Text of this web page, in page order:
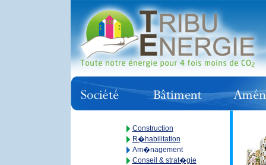
Construction
R�habilitation
Am�nagement
Conseil & strat�gie